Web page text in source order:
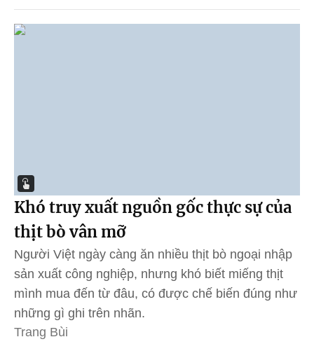
Khó truy xuất nguồn gốc thực sự của
thịt bò vân mỡ
Người Việt ngày càng ăn nhiều thịt bò ngoại nhập
sản xuất công nghiệp, nhưng khó biết miếng thịt
mình mua đến từ đâu, có được chế biến đúng như
những gì ghi trên nhãn.
Trang Bùi